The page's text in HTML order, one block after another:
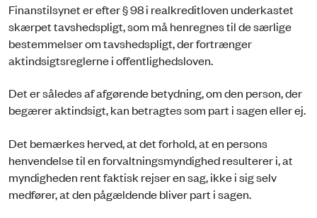
Finanstilsynet er efter § 98 i realkreditloven underkastet
skærpet tavshedspligt, som må henregnes til de særlige
bestemmelser om tavshedspligt, der fortrænger
aktindsigtsreglerne i offentlighedsloven.
Det er således af afgørende betydning, om den person, der
begærer aktindsigt, kan betragtes som part i sagen eller ej.
Det bemærkes herved, at det forhold, at en persons
henvendelse til en forvaltningsmyndighed resulterer i, at
myndigheden rent faktisk rejser en sag, ikke i sig selv
medfører, at den pågældende bliver part i sagen.